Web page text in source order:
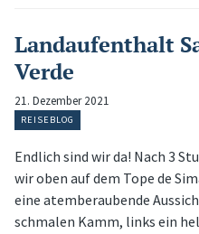
Landaufenthalt
Verde
21. Dezember 2021
REISEBLOG
Endlich sind wir da! Nach 3
wir oben auf dem Tope de
eine atemberaubende
schmalen Kamm, links ein